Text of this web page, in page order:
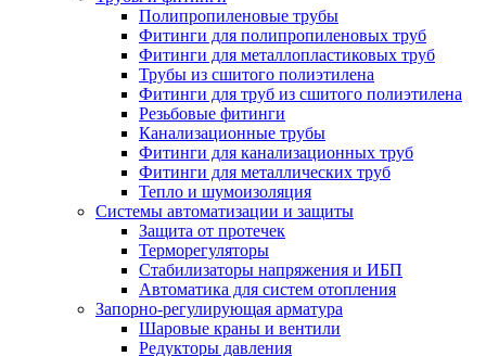
Полипропиленовые трубы
Фитинги для полипропиленовых труб
Фитинги для металлопластиковых труб
Трубы из сшитого полиэтилена
Фитинги для труб из сшитого полиэтилена
Резьбовые фитинги
Канализационные трубы
Фитинги для канализационных труб
Фитинги для металлических труб
Тепло и шумоизоляция
Системы автоматизации и защиты
Защита от протечек
Терморегуляторы
Стабилизаторы напряжения и ИБП
Автоматика для систем отопления
Запорно-регулирующая арматура
Шаровые краны и вентили
Редукторы давления